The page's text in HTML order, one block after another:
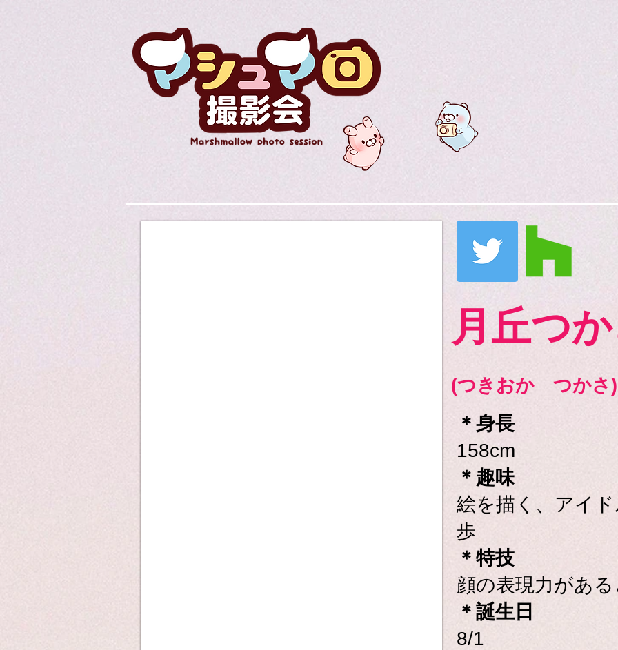
月丘つ
(つきおか つかさ)
＊ 身長
158cm
＊趣味
絵を描く、アイ
歩
＊特技
顔の表現力があ
＊誕生日
8/1